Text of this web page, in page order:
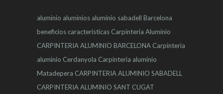
aluminio aluminios aluminio sabadell Barcelona
beneficios características Carpinteria Aluminio
CARPINTERIA ALUMINIO BARCELONA Carpinteria
aluminio Cerdanyola Carpinteria aluminio
Matadepera CARPINTERIA ALUMINIO SABADELL
CARPINTERIA ALUMINIO SANT CUGAT